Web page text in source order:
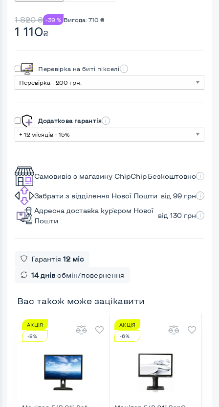
1 820₴ -39 % Вигода: 710 ₴
1 110₴
Перевірка на биті пікселі
Додаткова гарантія
Самовивіз з магазину ChipChipБезкоштовно
Забрати з відділення Нової Пошти від 99 грн
Адресна доставка кур'єром Нової
Пошти
від 130 грн
Гарантія 12 міс
14 днів обмін/повернення
Вас також може зацікавити
АКЦІЯ
-8%
АКЦІЯ
-6%